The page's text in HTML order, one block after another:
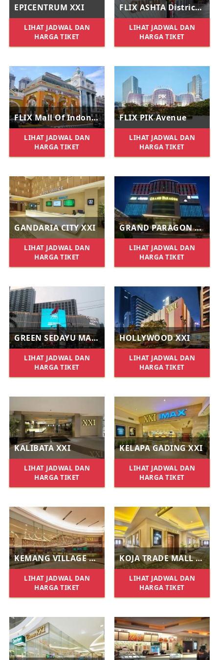
EPICENTRUM XXI
LIHAT JADWAL DAN
HARGA TIKET
FLIX ASHTA District 8
LIHAT JADWAL DAN
HARGA TIKET
FLIX Mall Of Indonesia
LIHAT JADWAL DAN
HARGA TIKET
FLIX PIK Avenue
LIHAT JADWAL DAN
HARGA TIKET
GANDARIA CITY XXI
LIHAT JADWAL DAN
HARGA TIKET
GRAND PARAGON XXI
LIHAT JADWAL DAN
HARGA TIKET
GREEN SEDAYU MALL XXI
LIHAT JADWAL DAN
HARGA TIKET
HOLLYWOOD XXI
LIHAT JADWAL DAN
HARGA TIKET
KALIBATA XXI
LIHAT JADWAL DAN
HARGA TIKET
KELAPA GADING XXI
LIHAT JADWAL DAN
HARGA TIKET
KEMANG VILLAGE XXI
LIHAT JADWAL DAN
HARGA TIKET
KOJA TRADE MALL XXI
LIHAT JADWAL DAN
HARGA TIKET